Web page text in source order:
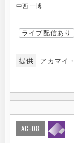
中西 一博
ライブ配信あり
提供 アカマイ
AC-08